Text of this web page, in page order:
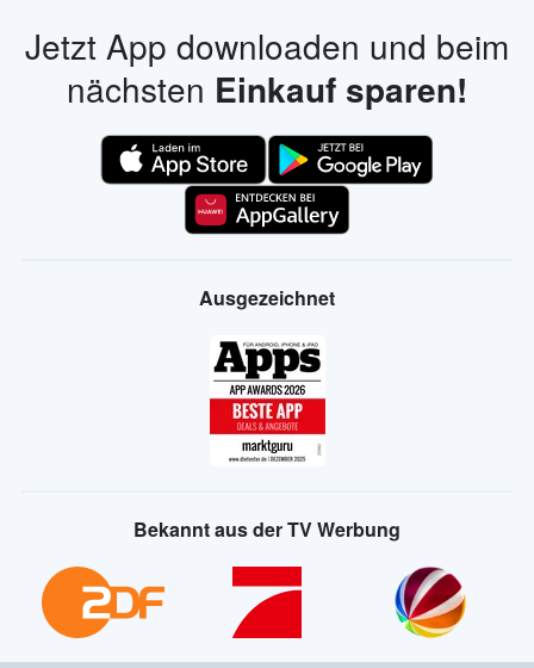
Jetzt App downloaden und beim
nächsten Einkauf sparen!
Ausgezeichnet
Bekannt aus der TV Werbung